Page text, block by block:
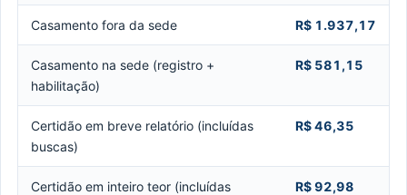
Casamento fora da sede R$ 1.937,17
Casamento na sede (registro +
habilitação)
R$ 581,15
Certidão em breve relatório (incluídas
buscas)
R$ 46,35
Certidão em inteiro teor (incluídas
R$ 92,98